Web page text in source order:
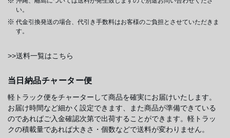
い。
代金引換発送の場合、代引き手数料はお客様のご負担とさせていただきま
す。
>>送料一覧はこちら
当日納品チャーター便
軽トラック便をチャーターして商品を確実にお届けいたします。
お届け時間など細かく設定できます、また商品が準備できている
のであればご入金確認次第で出荷することができます。軽トラッ
クの積載量であれば大きさ・個数などで送料が変わりません。